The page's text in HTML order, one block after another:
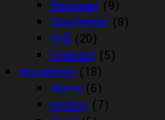
Rejsesæt (9)
Slowfeeder (8)
Stål (20)
Underlag (5)
Hundetegn (18)
Hjerte (6)
kødben (7)